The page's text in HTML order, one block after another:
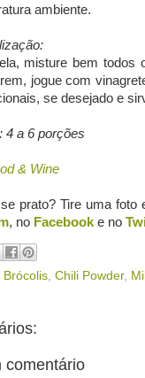
ambiente.
misture bem todos
jogue com
se desejado e
4 a 6 porções
& Wine
prato? Tire uma
, no Facebook e no
Brócolis Chili Powder,
comentário